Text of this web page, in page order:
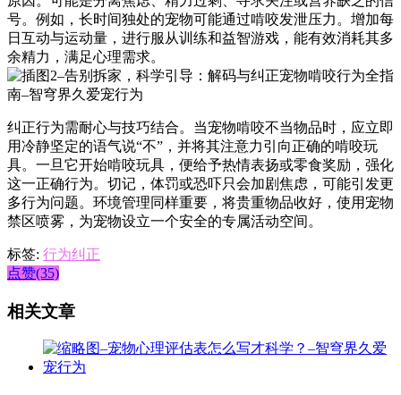
号。例如，长时间独处的宠物可能通过啃咬发泄压力。增加每
日互动与运动量，进行服从训练和益智游戏，能有效消耗其多
余精力，满足心理需求。
纠正行为需耐心与技巧结合。当宠物啃咬不当物品时，应立即
用冷静坚定的语气说“不”，并将其注意力引向正确的啃咬玩
具。一旦它开始啃咬玩具，便给予热情表扬或零食奖励，强化
这一正确行为。切记，体罚或恐吓只会加剧焦虑，可能引发更
多行为问题。环境管理同样重要，将贵重物品收好，使用宠物
禁区喷雾，为宠物设立一个安全的专属活动空间。
标签: 行为纠正
点赞(35)
相关文章